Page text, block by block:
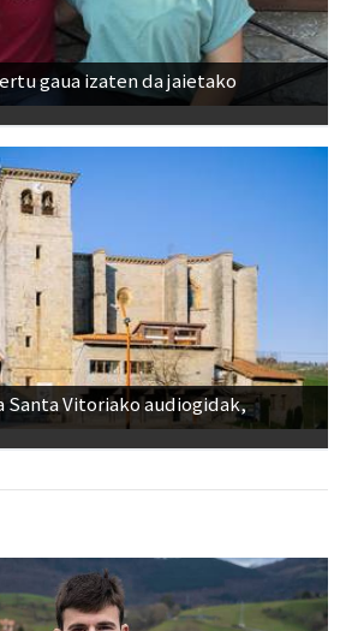
gaua izaten da jaietako
Vitoriako audiogidak,